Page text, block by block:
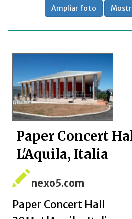
Ampliar foto
Paper Concert
L'Aquila, Italia
nexo5.com
Paper Concert Hall